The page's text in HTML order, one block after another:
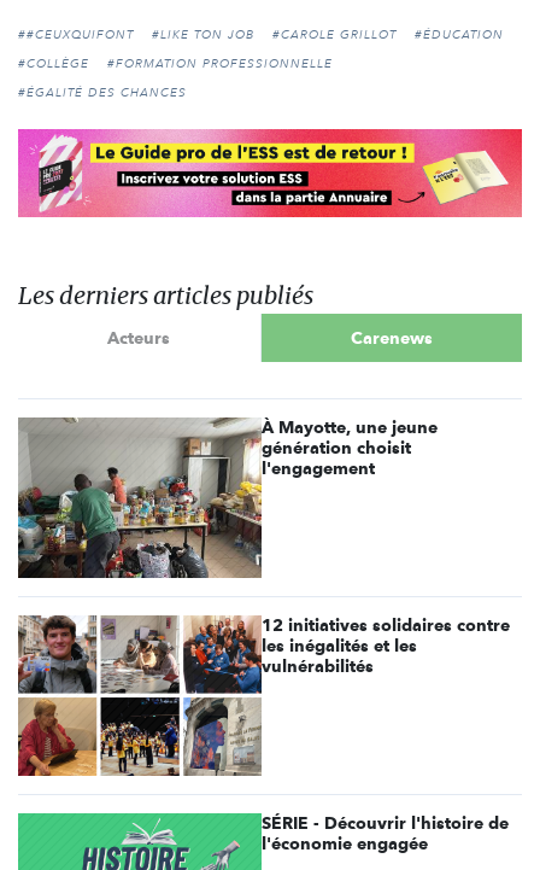
##CEUXQUIFONT #LIKE TON JOB #CAROLE GRILLOT
#ÉDUCATION
#COLLÈGE
#FORMATION PROFESSIONNELLE
#ÉGALITÉ DES CHANCES
Les derniers articles publiés
Acteurs Carenews
À Mayotte, une jeune
génération choisit
l'engagement
12 initiatives solidaires contre
les inégalités et les
vulnérabilités
SÉRIE - Découvrir l'histoire de
l'économie engagée